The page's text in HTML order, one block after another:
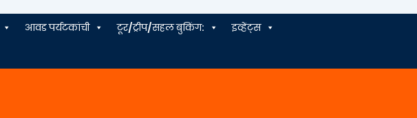
आवड पर्यटकांची टूर/ट्रीप/सहल बुकिंग:
इव्हेंट्स